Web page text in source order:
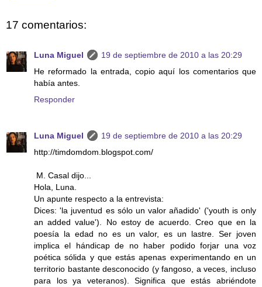
17 comentarios:
Luna Miguel
19 de septiembre de 2010 a las 20:29
He reformado la entrada, copio aquí los comentarios que
había antes.
Responder
Luna Miguel
19 de septiembre de 2010 a las 20:29
http://timdomdom.blogspot.com/
M. Casal dijo...
Hola, Luna.
Un apunte respecto a la entrevista:
Dices: 'la juventud es sólo un valor añadido' ('youth is only
an added value'). No estoy de acuerdo. Creo que en la
poesía la edad no es un valor, es un lastre. Ser joven
implica el hándicap de no haber podido forjar una voz
poética sólida y que estás apenas experimentando en un
territorio bastante desconocido (y fangoso, a veces, incluso
para los ya veteranos). Significa que estás abriéndote